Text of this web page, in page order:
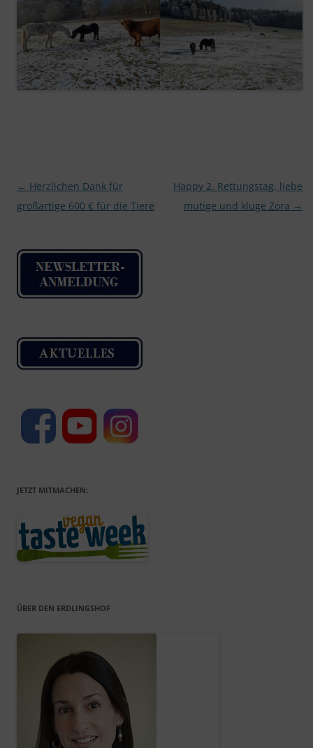
Beitragsnavigation
← Herzlichen Dank für
großartige 600 € für die Tiere
Happy 2. Rettungstag, liebe
mutige und kluge Zora →
JETZT MITMACHEN:
ÜBER DEN ERDLINGSHOF